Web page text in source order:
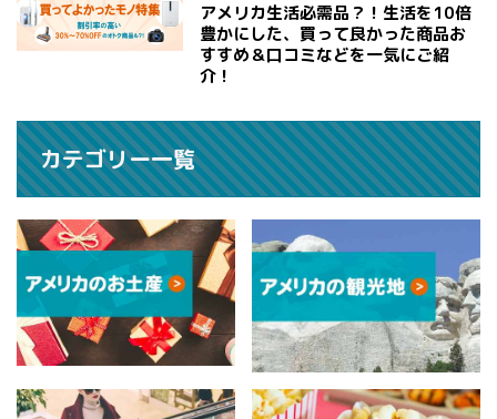
アメリカ生活必需品？！生活を10倍
豊かにした、買って良かった商品お
すすめ＆口コミなどを一気にご紹
介！
カテゴリー一覧